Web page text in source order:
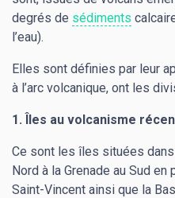
degrés de sédiments
l’eau).
Elles sont définies par leur
à l’arc volcanique, ont les
1. Îles au volcanisme
Ce sont les îles situées dans
Nord à la Grenade au Sud
Saint-Vincent ainsi que la